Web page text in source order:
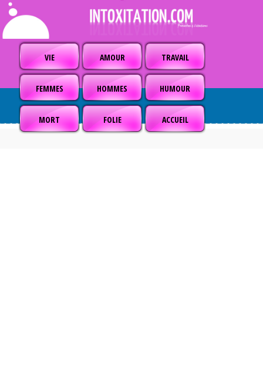
VIE AMOUR TRAVAIL
FEMMES HOMMES HUMOUR
MORT FOLIE ACCUEIL